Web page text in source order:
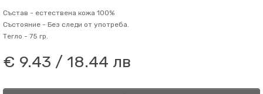
Състав - естествена кожа 100%
Състояние - Без следи от употреба.
Тегло - 75 гр.
€ 9.43 / 18.44 лв